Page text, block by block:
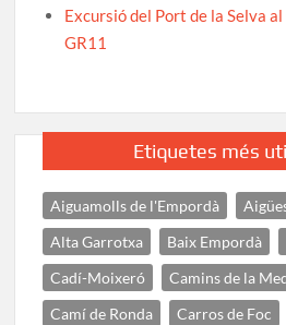
Excursió del Port de la Selva
GR11
Etiquetes més
Aiguamolls de l'Empordà
Alta Garrotxa
Baix Empordà
Cadí-Moixeró
Camins de la
Camí de Ronda
Carros de Foc